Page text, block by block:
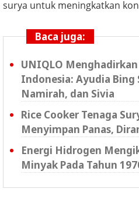
surya untuk meningkatkan
Baca juga:
UNIQLO
Indonesia: Ayudia Bing
Namirah, dan Sivia
Rice Cooker Tenaga
Menyimpan Panas,
Energi Hidrogen
Minyak Pada Tahun